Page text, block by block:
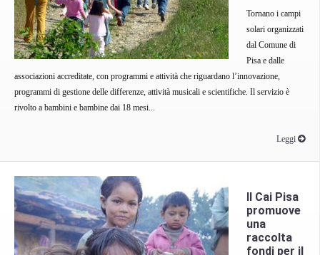
Tornano i campi
solari organizzati
dal Comune di
Pisa e dalle
associazioni accreditate, con programmi e attività che riguardano l’innovazione,
programmi di gestione delle differenze, attività musicali e scientifiche. Il servizio è
rivolto a bambini e bambine dai 18 mesi...
Leggi
Il Cai Pisa
promuove
una
raccolta
fondi per il